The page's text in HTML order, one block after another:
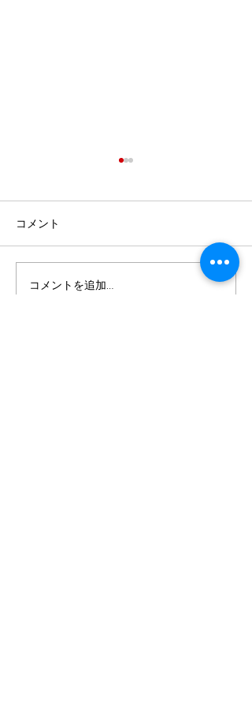
最強メンタルとは？発表
コメント
コメントを追加…